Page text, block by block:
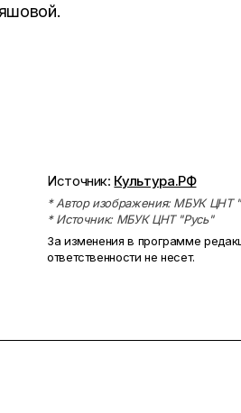
Источник: Культура.РФ
* Автор изображения: МБУК ЦНТ
* Источник: МБУК ЦНТ "Русь"
За изменения в программе
ответственности не несет.